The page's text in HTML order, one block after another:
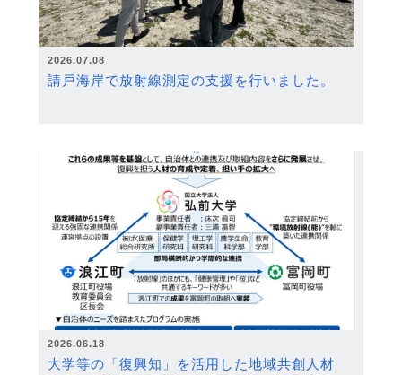
2026.07.08
請戸海岸で放射線測定の支援を行いました。
2026.06.18
大学等の「復興知」を活用した地域共創人材